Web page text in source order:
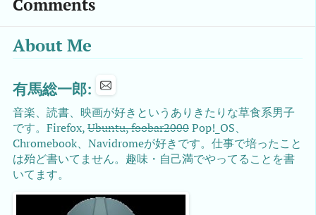
Comments
About Me
有馬総一郎:
音楽、読書、映画が好きというありきたりな草食系男子
です。Firefox,Ubuntu, foobar2000Pop!_OS、
Chromebook、Navidromeが好きです。仕事で培ったこと
は殆ど書いてません。趣味・自己満でやってることを書
いてます。